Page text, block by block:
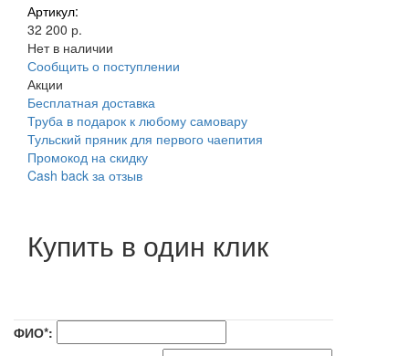
Артикул:
32 200 р.
Нет в наличии
Сообщить о поступлении
Акции
Бесплатная доставка
Труба в подарок к любому самовару
Тульский пряник для первого чаепития
Промокод на скидку
Cash back за отзыв
Купить в один клик
ФИО*: